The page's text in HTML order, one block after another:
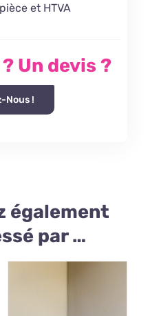
et HTVA
Un devis ?
Nous !
également
par …